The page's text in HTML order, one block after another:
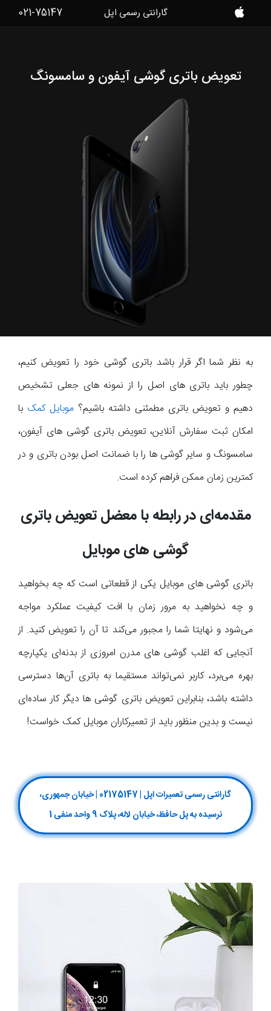
موبایل
گارانتی رسمی اپل 021-75147
تعویض باتری گوشی آیفون و سامسونگ
به نظر شما اگر قرار باشد باتری گوشی خود را تعویض کنیم،
چطور باید باتری های اصل را از نمونه های جعلی تشخیص
دهیم و تعویض باتری مطمئنی داشته باشیم؟ موبایل کمک با
امکان ثبت سفارش آنلاین، تعویض باتری گوشی های آیفون،
سامسونگ و سایر گوشی ها را با ضمانت اصل بودن باتری و در
کمترین زمان ممکن فراهم کرده است.
مقدمه‌ای در رابطه با معضل تعویض باتری
گوشی های موبایل
باتری گوشی های موبایل یکی از قطعاتی است که چه بخواهید
و چه نخواهید به مرور زمان با افت کیفیت عملکرد مواجه
می‌شود و نهایتا شما را مجبور می‌کند تا آن را تعویض کنید. از
آنجایی که اغلب گوشی های مدرن امروزی از بدنه‌ای یکپارچه
بهره می‌برد، کاربر نمی‌تواند مستقیما به باتری آن‌ها دسترسی
داشته باشد، بنابراین تعویض باتری گوشی ها دیگر کار ساده‌ای
نیست و بدین منظور باید از تعمیرکاران موبایل کمک خواست!
گارانتی رسمی تعمیرات اپل | 02175147 | خیابان جمهوری،
نرسیده به پل حافظ، خیابان لاله، پلاک 9 واحد منفی 1